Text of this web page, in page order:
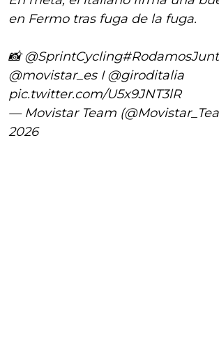
en Fermo tras fuga de la fuga.
📸@SprintCycling
@movistar_esI@giroditalia
pic.twitter.com/U5x9JNT3lR
— Movistar Team
2026